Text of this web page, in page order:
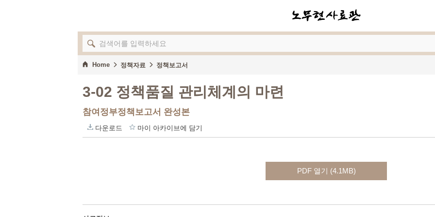
Home 정책자료 정책보고서
3-02 정책품질 관리체계의 마련
참여정부정책보고서 완성본
다운로드 마이 아카이브에 담기
PDF 열기 (4.1MB)